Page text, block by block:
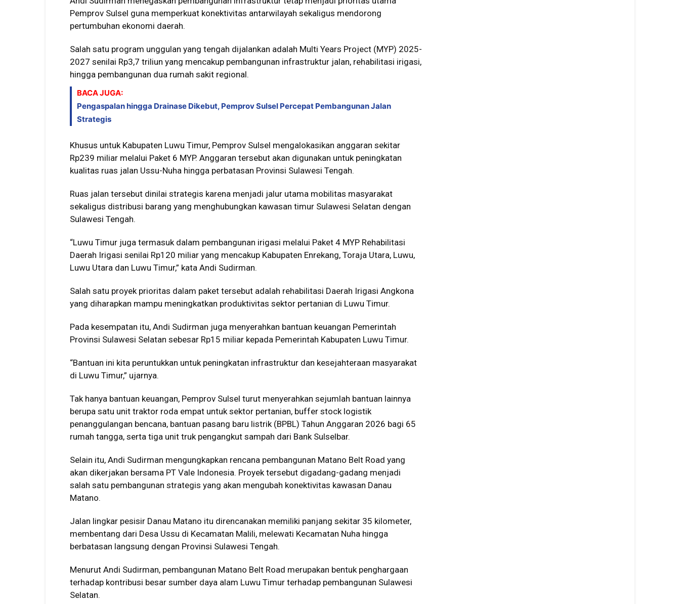
Pemprov Sulsel guna memperkuat konektivitas antarwilayah sekaligus mendorong
pertumbuhan ekonomi daerah.
Salah satu program unggulan yang tengah dijalankan adalah Multi Years Project (MYP) 2025-
2027 senilai Rp3,7 triliun yang mencakup pembangunan infrastruktur jalan, rehabilitasi irigasi,
hingga pembangunan dua rumah sakit regional.
BACA JUGA:
Pengaspalan hingga Drainase Dikebut, Pemprov Sulsel Percepat Pembangunan Jalan
Strategis
Khusus untuk Kabupaten Luwu Timur, Pemprov Sulsel mengalokasikan anggaran sekitar
Rp239 miliar melalui Paket 6 MYP. Anggaran tersebut akan digunakan untuk peningkatan
kualitas ruas jalan Ussu-Nuha hingga perbatasan Provinsi Sulawesi Tengah.
Ruas jalan tersebut dinilai strategis karena menjadi jalur utama mobilitas masyarakat
sekaligus distribusi barang yang menghubungkan kawasan timur Sulawesi Selatan dengan
Sulawesi Tengah.
“Luwu Timur juga termasuk dalam pembangunan irigasi melalui Paket 4 MYP Rehabilitasi
Daerah Irigasi senilai Rp120 miliar yang mencakup Kabupaten Enrekang, Toraja Utara, Luwu,
Luwu Utara dan Luwu Timur,” kata Andi Sudirman.
Salah satu proyek prioritas dalam paket tersebut adalah rehabilitasi Daerah Irigasi Angkona
yang diharapkan mampu meningkatkan produktivitas sektor pertanian di Luwu Timur.
Pada kesempatan itu, Andi Sudirman juga menyerahkan bantuan keuangan Pemerintah
Provinsi Sulawesi Selatan sebesar Rp15 miliar kepada Pemerintah Kabupaten Luwu Timur.
“Bantuan ini kita peruntukkan untuk peningkatan infrastruktur dan kesejahteraan masyarakat
di Luwu Timur,” ujarnya.
Tak hanya bantuan keuangan, Pemprov Sulsel turut menyerahkan sejumlah bantuan lainnya
berupa satu unit traktor roda empat untuk sektor pertanian, buffer stock logistik
penanggulangan bencana, bantuan pasang baru listrik (BPBL) Tahun Anggaran 2026 bagi 65
rumah tangga, serta tiga unit truk pengangkut sampah dari Bank Sulselbar.
Selain itu, Andi Sudirman mengungkapkan rencana pembangunan Matano Belt Road yang
akan dikerjakan bersama PT Vale Indonesia. Proyek tersebut digadang-gadang menjadi
salah satu pembangunan strategis yang akan mengubah konektivitas kawasan Danau
Matano.
Jalan lingkar pesisir Danau Matano itu direncanakan memiliki panjang sekitar 35 kilometer,
membentang dari Desa Ussu di Kecamatan Malili, melewati Kecamatan Nuha hingga
berbatasan langsung dengan Provinsi Sulawesi Tengah.
Menurut Andi Sudirman, pembangunan Matano Belt Road merupakan bentuk penghargaan
terhadap kontribusi besar sumber daya alam Luwu Timur terhadap pembangunan Sulawesi
Selatan.